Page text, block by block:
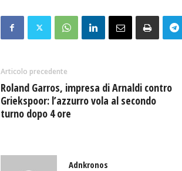
Articolo precedente
Roland Garros, impresa di Arnaldi contro
Griekspoor: l’azzurro vola al secondo
turno dopo 4 ore
Adnkronos